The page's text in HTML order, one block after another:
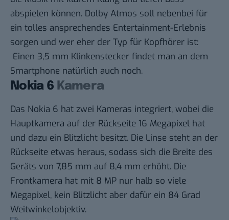
abspielen können. Dolby Atmos soll nebenbei für
ein tolles ansprechendes Entertainment-Erlebnis
sorgen und wer eher der Typ für Kopfhörer ist:
Einen 3,5 mm Klinkenstecker findet man an dem
Smartphone natürlich auch noch.
Nokia 6 Kamera
Das Nokia 6 hat zwei Kameras integriert, wobei die
Hauptkamera auf der Rückseite 16 Megapixel hat
und dazu ein Blitzlicht besitzt. Die Linse steht an der
Rückseite etwas heraus, sodass sich die Breite des
Geräts von 7,85 mm auf 8,4 mm erhöht. Die
Frontkamera hat mit 8 MP nur halb so viele
Megapixel, kein Blitzlicht aber dafür ein 84 Grad
Weitwinkelobjektiv.